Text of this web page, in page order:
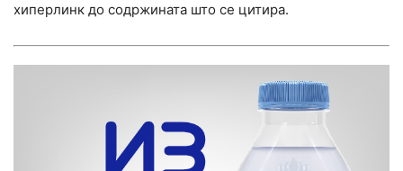
хиперлинк до содржината што се цитира.